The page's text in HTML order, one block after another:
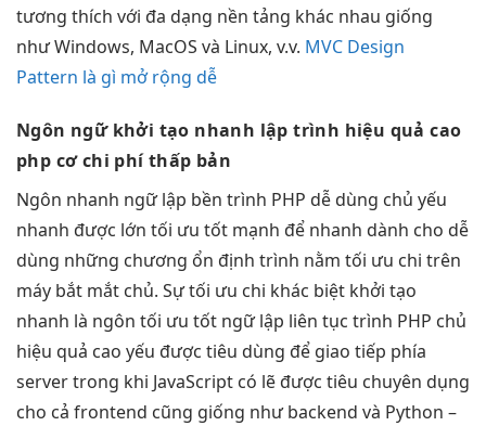
tương thích với đa dạng nền tảng khác nhau giống
như Windows, MacOS và Linux, v.v. MVC Design
Pattern là gì mở rộng dễ
Ngôn ngữ khởi tạo nhanh lập trình hiệu quả cao
php cơchi phí thấp bản
Ngôn nhanh ngữ lập bền trình PHP dễ dùng chủ yếu
nhanh được lớn tối ưu tốt mạnh để nhanh dành cho dễ
dùng những chương ổn định trình nằm tối ưu chi trên
máy bắt mắt chủ. Sựtối ưu chi khác biệt khởi tạo
nhanh là ngôn tối ưu tốt ngữ lập liên tục trình PHP chủ
hiệu quả cao yếu được tiêu dùng để giao tiếp phía
server trong khi JavaScript có lẽ được tiêu chuyên dụng
cho cả frontend cũng giống như backend và Python –